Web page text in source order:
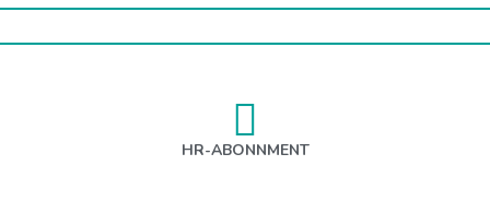
HR-ABONNMENT